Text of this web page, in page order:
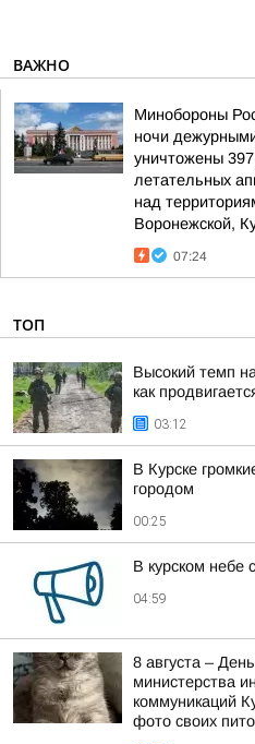
ВАЖНО
Минобороны
ночи
уничтожены 397
летательных
над
Воронежской,
07:24
ТОП
Высокий темп
как
03:12
В Курске
городом
00:25
В курском небе
04:59
8 августа –
министерства
коммуникаций
фото своих